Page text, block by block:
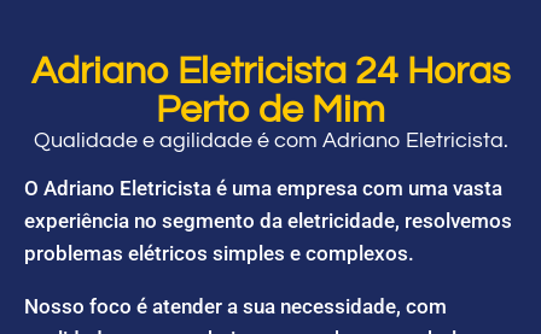
Adriano Eletricista 24 Horas
Perto de Mim
Qualidade e agilidade é com Adriano Eletricista.
O Adriano Eletricista é uma empresa com uma vasta
experiência no segmento da eletricidade, resolvemos
problemas elétricos simples e complexos.
Nosso foco é atender a sua necessidade, com